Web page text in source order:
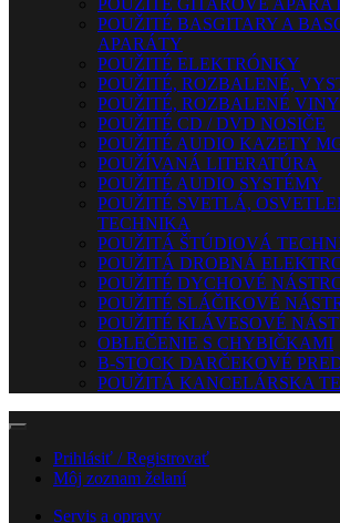
POUŽITÉ GITAROVÉ
POUŽITÉ BASGITARY A
APARÁTY
POUŽITÉ ELEKTRÓNKY
POUŽITÉ, ROZBALENÉ,
POUŽITÉ, ROZBALENÉ
POUŽITÉ CD / DVD NOSIČE
POUŽITÉ AUDIO KAZETY
POUŽÍVANÁ LITERATÚRA
POUŽITÉ AUDIO SYSTÉMY
POUŽITÉ SVETLÁ,
TECHNIKA
POUŽITÁ ŠTÚDIOVÁ
POUŽITÁ DROBNÁ
POUŽITÉ DYCHOVÉ
POUŽITÉ SLÁČIKOVÉ
POUŽITÉ KLÁVESOVÉ
OBLEČENIE S CHYBIČKAMI
B-STOCK DARČEKOVÉ
POUŽITÁ KANCELÁRSKA
Prihlásiť / Registrovať
Môj zoznam želaní
Servis a opravy